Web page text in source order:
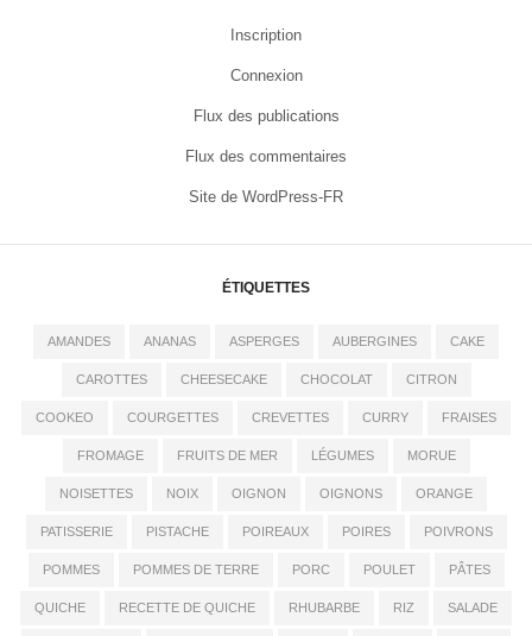
Inscription
Connexion
Flux des publications
Flux des commentaires
Site de WordPress-FR
ÉTIQUETTES
AMANDES ANANAS ASPERGES AUBERGINES CAKE
CAROTTES CHEESECAKE CHOCOLAT CITRON
COOKEO COURGETTES CREVETTES CURRY FRAISES
FROMAGE FRUITS DE MER LÉGUMES MORUE
NOISETTES NOIX OIGNON OIGNONS ORANGE
PATISSERIE PISTACHE POIREAUX POIRES POIVRONS
POMMES POMMES DE TERRE PORC POULET PÂTES
QUICHE RECETTE DE QUICHE RHUBARBE RIZ SALADE